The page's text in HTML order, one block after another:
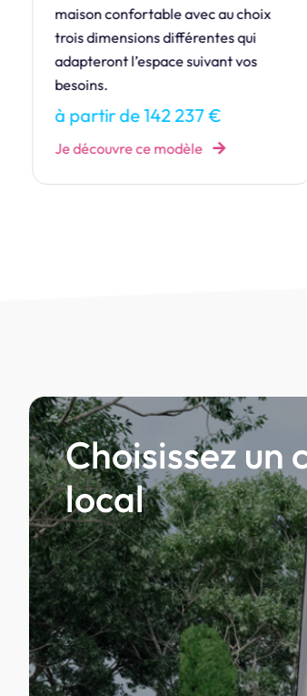
maison confortable avec au choix
trois dimensions différentes qui
adapteront l’espace suivant vos
besoins.
à partir de 142 237 €
Je découvre ce modèle
Choisissez un
local